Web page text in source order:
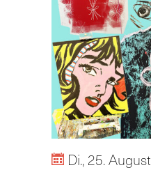
Di., 25. August